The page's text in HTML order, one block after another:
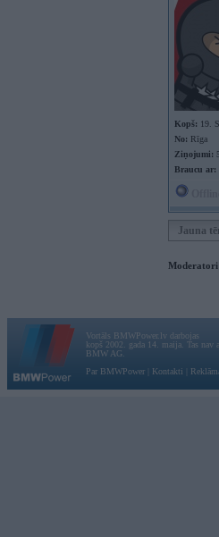
Kopš: 19.
No: Rīga
Ziņojumi:
Braucu ar:
Jauna
Vortāls BMWPower.lv darbojas
kopš 2002. gada 14. maija. Tas nav
BMW AG.
Par BMWPower
Kontakti